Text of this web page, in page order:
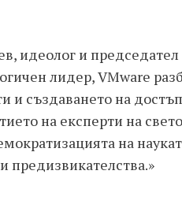
идеолог и председател
лидер, VMware
и създаването на
на експерти на
на
предизвикателства.»